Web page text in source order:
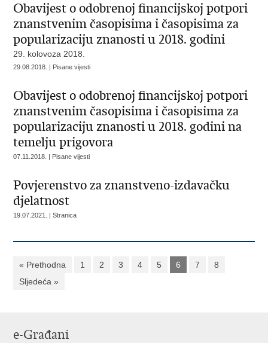
Obavijest o odobrenoj financijskoj potpori
znanstvenim časopisima i časopisima za
popularizaciju znanosti u 2018. godini
29. kolovoza 2018.
29.08.2018. | Pisane vijesti
Obavijest o odobrenoj financijskoj potpori
znanstvenim časopisima i časopisima za
popularizaciju znanosti u 2018. godini na
temelju prigovora
07.11.2018. | Pisane vijesti
Povjerenstvo za znanstveno-izdavačku
djelatnost
19.07.2021. | Stranica
« Prethodna 1 2 3 4 5 6 7
8
Sljedeća »
e-Građani